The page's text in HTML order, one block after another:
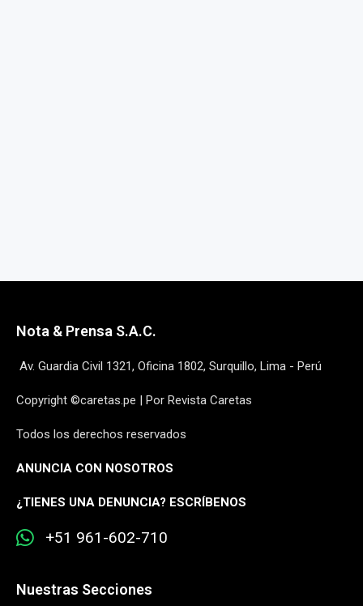
Nota & Prensa S.A.C.
Av. Guardia Civil 1321, Oficina 1802, Surquillo, Lima - Perú
Copyright ©caretas.pe | Por Revista Caretas
Todos los derechos reservados
ANUNCIA CON NOSOTROS
¿TIENES UNA DENUNCIA? ESCRÍBENOS
+51 961-602-710
Nuestras Secciones